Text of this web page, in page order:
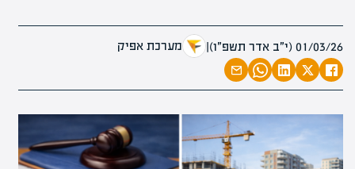
01/03/26 (י״ב אדר תשפ״ו) | מערכת אפיק